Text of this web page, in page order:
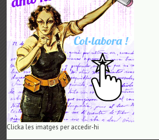
Clicka les imatges per accedir-hi